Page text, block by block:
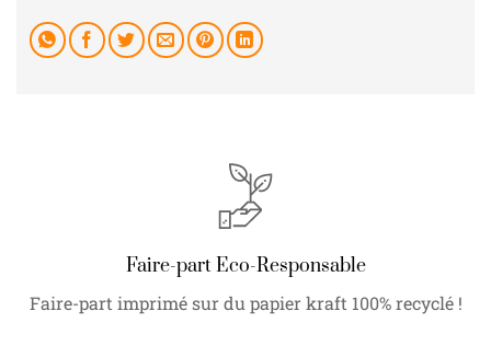
Faire-part Eco-Responsable
Faire-part imprimé sur du papier kraft 100% recyclé !